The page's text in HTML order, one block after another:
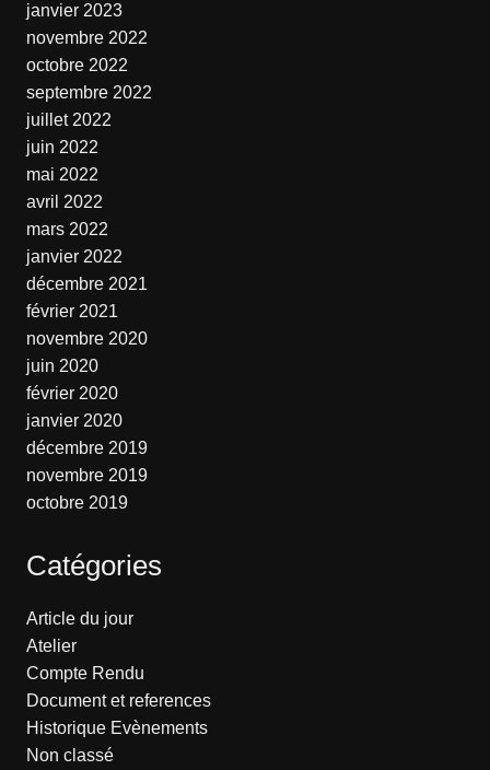
janvier 2023
novembre 2022
octobre 2022
septembre 2022
juillet 2022
juin 2022
mai 2022
avril 2022
mars 2022
janvier 2022
décembre 2021
février 2021
novembre 2020
juin 2020
février 2020
janvier 2020
décembre 2019
novembre 2019
octobre 2019
Catégories
Article du jour
Atelier
Compte Rendu
Document et references
Historique Evènements
Non classé